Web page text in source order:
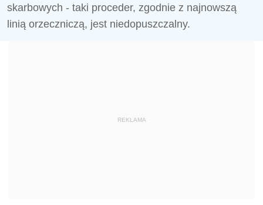
skarbowych - taki proceder, zgodnie z najnowszą
linią orzeczniczą, jest niedopuszczalny.
REKLAMA